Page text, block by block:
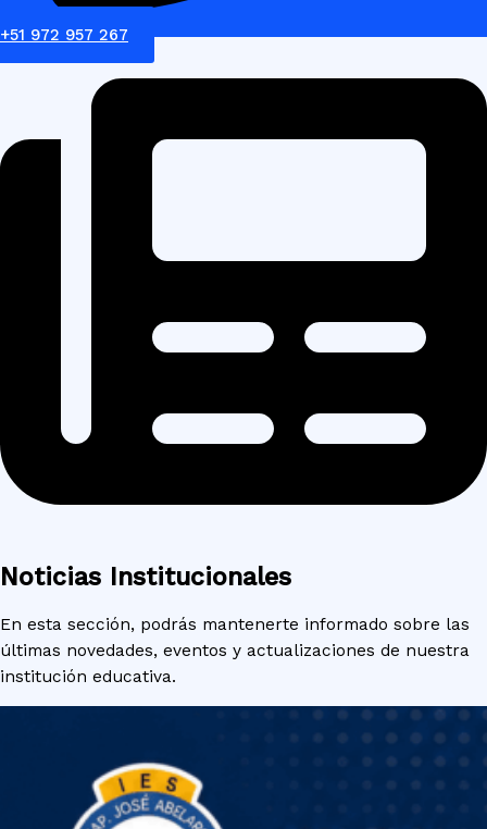
+51 972 957 267
Noticias Institucionales
En esta sección, podrás mantenerte informado sobre las
últimas novedades, eventos y actualizaciones de nuestra
institución educativa.